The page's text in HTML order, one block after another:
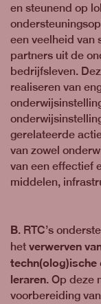
en steunend op
een veelheid van
partners uit de
bedrijfsleven.
realiseren van
gerelateerde
van zowel
van een effectief
middelen,
B. RTC’s
het verwerven
techn(olog)ische
leraren. Op deze
voorbereiding